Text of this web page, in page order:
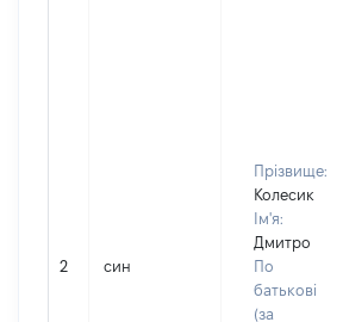
2 син
Прізвище:
Колесик
Ім'я:
Дмитро
По
батькові
(за